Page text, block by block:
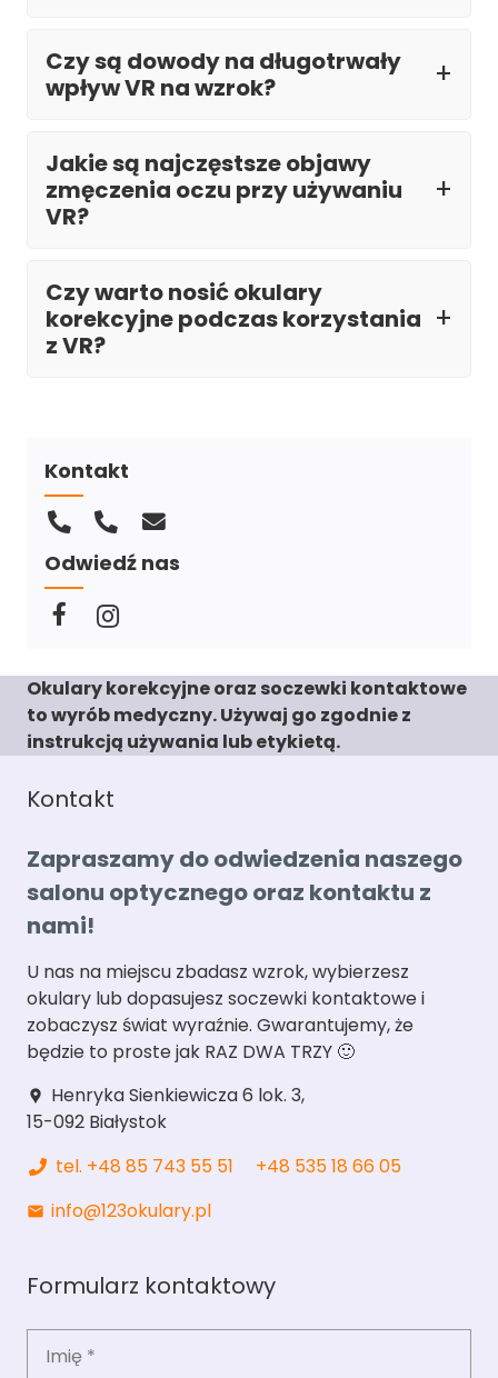
Czy są dowody na długotrwały
wpływ VR na wzrok?
Jakie są najczęstsze objawy
zmęczenia oczu przy używaniu
VR?
Czy warto nosić okulary
korekcyjne podczas korzystania
z VR?
Kontakt
Odwiedź nas
Okulary korekcyjne oraz soczewki kontaktowe
to wyrób medyczny. Używaj go zgodnie z
instrukcją używania lub etykietą.
Kontakt
Zapraszamy do odwiedzenia naszego
salonu optycznego oraz kontaktu z
nami!
U nas na miejscu zbadasz wzrok, wybierzesz
okulary lub dopasujesz soczewki kontaktowe i
zobaczysz świat wyraźnie. Gwarantujemy, że
będzie to proste jak RAZ DWA TRZY 🙂
location_pin
Henryka Sienkiewicza 6 lok. 3,
15-092 Białystok
tel. +48 85 743 55 51
+48 535 18 66 05
mail info@123okulary.pl
Formularz kontaktowy